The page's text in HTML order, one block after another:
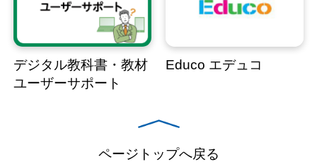
デジタル教科書・教材
ユーザーサポート
Educo エデュコ
ページトップへ戻る